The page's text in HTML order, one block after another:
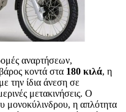
αναρτήσεων,
κοντά στα 180 κιλά, η
την ίδια άνεση σε
μετακινήσεις. Ο
μονοκύλινδρου, η απλότητα